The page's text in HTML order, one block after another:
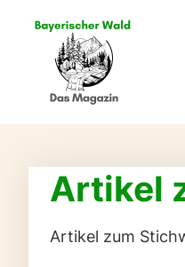
Artikel
Artikel zum